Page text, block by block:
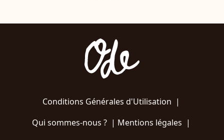
Conditions Générales d'Utilisation |
Qui sommes-nous ?| Mentions légales |